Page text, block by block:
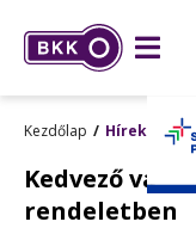
Kezdőlap Hírek
Kedvező
rendeletben